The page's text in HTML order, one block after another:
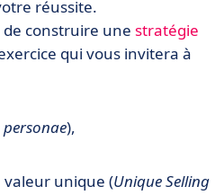
réussite.
de construire une stratégie
qui vous invitera à
),
unique (Unique Selling